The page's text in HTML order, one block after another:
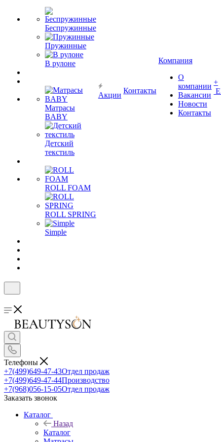
Беспружинные
Пружинные
В рулоне
Матрасы
BABY
Детский
текстиль
ROLL FOAM
ROLL SPRING
Simple
Акции
Контакты
Компания
О
компании
Вакансии
Новости
Контакты
+
Телефоны
+7(499)649-47-43Отдел продаж
+7(499)649-47-44Производство
+7(968)056-15-05Отдел продаж
Заказать звонок
Каталог
Назад
Каталог